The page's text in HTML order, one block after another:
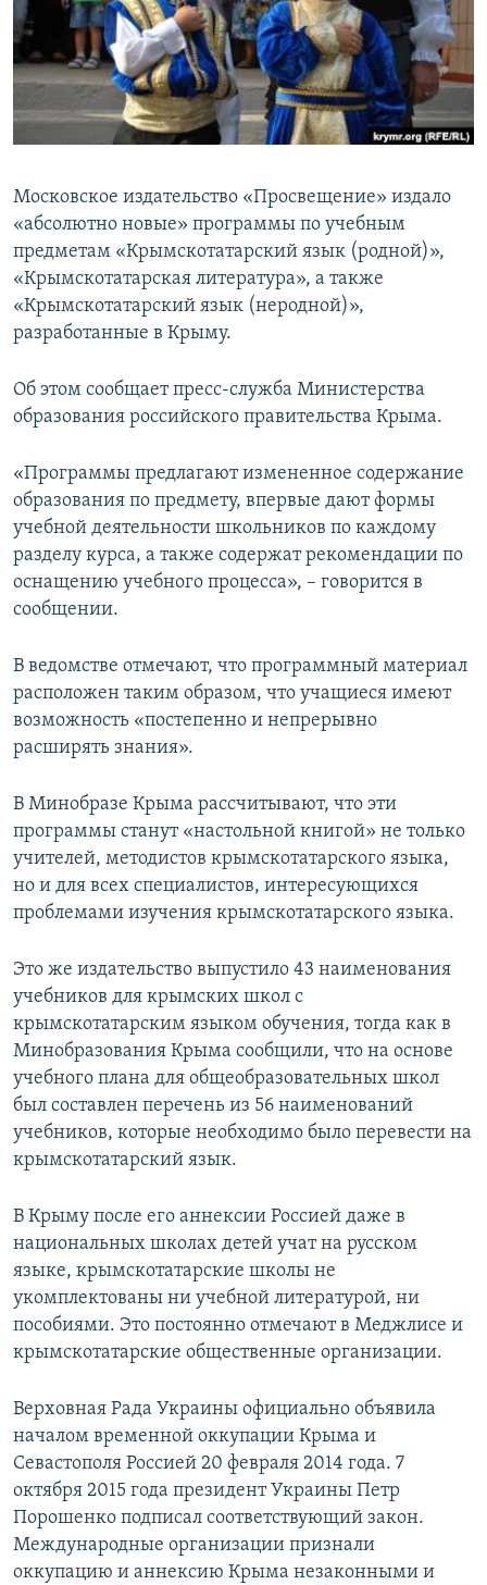
ПОБЕДИТЕЛЕЙ НЕ СУДЯТ?
КРЫМ.НЕПОКОРЕННЫЙ
УКРАИНСКАЯ ПРОБЛЕМА КРЫМА
ПРИСОЕДИНЯЙТЕСЬ!
Московское издательство «Просвещение» издало
«абсолютно новые» программы по учебным
предметам «Крымскотатарский язык (родной)»,
«Крымскотатарская литература», а также
«Крымскотатарский язык (неродной)»,
разработанные в Крыму.
Об этом сообщает пресс-служба Министерства
образования российского правительства Крыма.
«Программы предлагают измененное содержание
образования по предмету, впервые дают формы
учебной деятельности школьников по каждому
разделу курса, а также содержат рекомендации по
оснащению учебного процесса», – говорится в
сообщении.
В ведомстве отмечают, что программный материал
расположен таким образом, что учащиеся имеют
возможность «постепенно и непрерывно
расширять знания».
В Минобразе Крыма рассчитывают, что эти
программы станут «настольной книгой» не только
учителей, методистов крымскотатарского языка,
но и для всех специалистов, интересующихся
проблемами изучения крымскотатарского языка.
Это же издательство выпустило 43 наименования
учебников для крымских школ с
крымскотатарским языком обучения, тогда как в
Минобразования Крыма сообщили, что на основе
учебного плана для общеобразовательных школ
был составлен перечень из 56 наименований
учебников, которые необходимо было перевести на
крымскотатарский язык.
В Крыму после его аннексии Россией даже в
национальных школах детей учат на русском
языке, крымскотатарские школы не
укомплектованы ни учебной литературой, ни
пособиями. Это постоянно отмечают в Меджлисе и
крымскотатарские общественные организации.
Верховная Рада Украины официально объявила
началом временной оккупации Крыма и
Севастополя Россией 20 февраля 2014 года. 7
октября 2015 года президент Украины Петр
Порошенко подписал соответствующий закон.
Международные организации признали
оккупацию и аннексию Крыма незаконными и